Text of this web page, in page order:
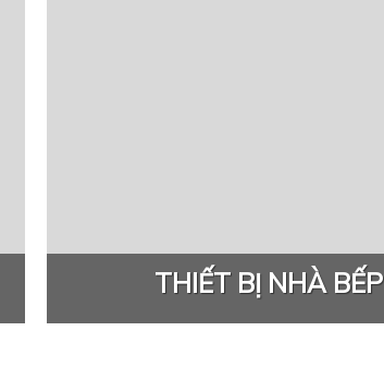
THIẾT BỊ NHÀ BẾP